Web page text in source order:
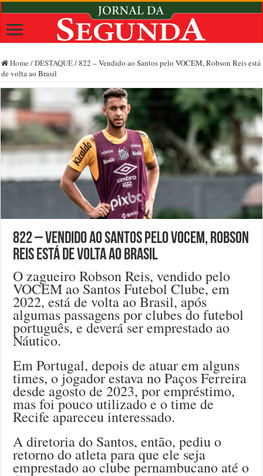
Home /DESTAQUE/822 – Vendido ao Santos pelo VOCEM, Robson Reis está
de volta ao Brasil
822 – Vendido ao Santos pelo VOCEM, Robson
Reis está de volta ao Brasil
O zagueiro Robson Reis, vendido pelo
VOCEM ao Santos Futebol Clube, em
2022, está de volta ao Brasil, após
algumas passagens por clubes do futebol
português, e deverá ser emprestado ao
Náutico.
Em Portugal, depois de atuar em alguns
times, o jogador estava no Paços Ferreira
desde agosto de 2023, por empréstimo,
mas foi pouco utilizado e o time de
Recife apareceu interessado.
A diretoria do Santos, então, pediu o
retorno do atleta para que ele seja
emprestado ao clube pernambucano até o